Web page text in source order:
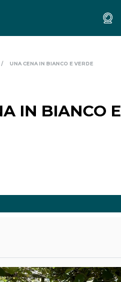
UNA CENA IN BIANCO E VERDE
IN BIANCO E